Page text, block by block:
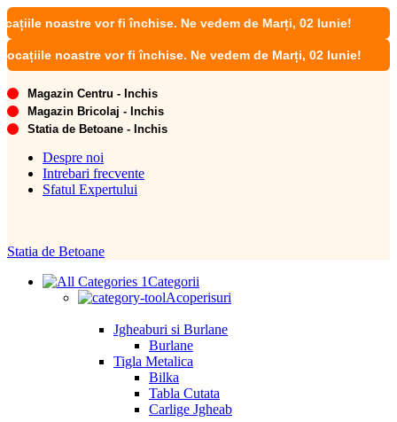
vor fi închise. Ne vedem de Marți, 02 Iunie!
noastre vor fi închise. Ne vedem de Marți, 02 Iunie!
Magazin Centru - Inchis
Magazin Bricolaj - Inchis
Statia de Betoane - Inchis
Despre noi
Intrebari frecvente
Sfatul Expertului
Statia de Betoane
Categorii
Acoperisuri
Jgheaburi si Burlane
Burlane
Tigla Metalica
Bilka
Tabla Cutata
Carlige Jgheab